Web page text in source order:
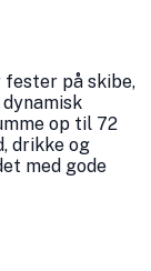
fester på skibe,
op til 72
drikke og
med gode